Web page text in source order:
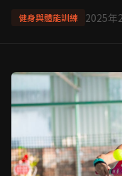
健身與體能訓練 2025年